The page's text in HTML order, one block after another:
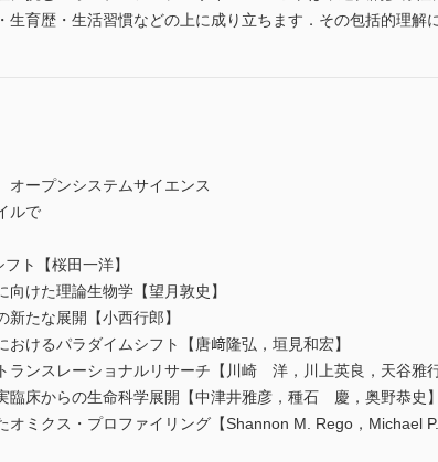
生育歴・生活習慣などの上に成り立ちます．その包括的理解
ープンシステムサイエンス
ルで
ト【桜田一洋】
けた理論生物学【望月敦史】
たな展開【小西行郎】
けるパラダイムシフト【唐﨑隆弘，垣見和宏】
ランスレーショナルリサーチ【川崎 洋，川上英良，天谷雅
臨床からの生命科学展開【中津井雅彦，種石 慶，奥野恭史】
オミクス・プロファイリング【Shannon M. Rego，Michael P.